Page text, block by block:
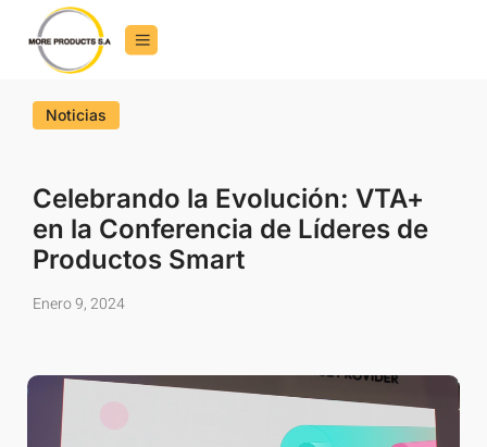
Noticias
Celebrando la Evolución: VTA+
en la Conferencia de Líderes de
Productos Smart
Enero 9, 2024